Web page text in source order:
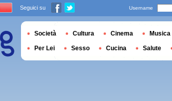
Seguici su Username
Società Cultura Cinema Musica
Per Lei Sesso Cucina Salute